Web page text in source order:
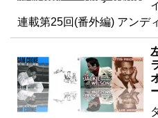
連載第25回(番外編) アンデ